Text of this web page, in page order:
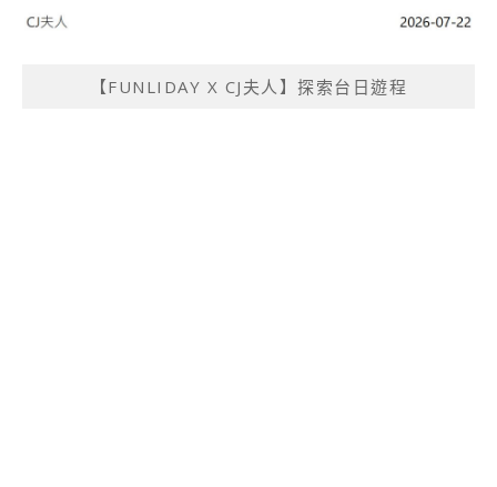
【FUNLIDAY X CJ夫人】探索台日遊程